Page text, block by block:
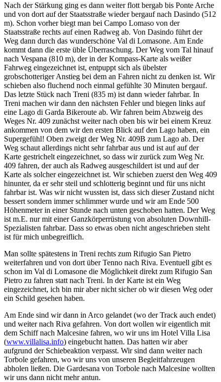
Nach der Stärkung ging es dann weiter flott bergab bis Ponte Arche
und von dort auf der Staatsstraße wieder bergauf nach Dasindo (512
m). Schon vorher biegt man bei Campo Lomaso von der
Staatsstraße rechts auf einen Radweg ab. Von Dasindo führt der
Weg dann durch das wunderschöne Val di Lomasone. Am Ende
kommt dann die erste üble Überraschung. Der Weg vom Tal hinauf
nach Vespana (810 m), der in der Kompass-Karte als weißer
Fahrweg eingezeichnet ist, entpuppt sich als übelster
grobschotteriger Anstieg bei dem an Fahren nicht zu denken ist. Wir
schieben also fluchend noch einmal gefühlte 30 Minuten bergauf.
Das letzte Stück nach Treni (835 m) ist dann wieder fahrbar. In
Treni machen wir dann den nächsten Fehler und biegen links auf
eine Lago di Garda Bikeroute ab. Wir fahren beim Abzweig des
Weges Nr. 409 zunächst weiter nach oben bis wir bei einem Kreuz
ankommen von dem wir den ersten Blick auf den Lago haben, ein
Supergefühl! Oben zweigt der Weg Nr. 409B zum Lago ab. Der
Weg schaut allerdings nicht sehr fahrbar aus und ist auf auf der
Karte gestrichelt eingezeichnet, so dass wir zurück zum Weg Nr.
409 fahren, der auch als Radweg ausgeschildert ist und auf der
Karte als solcher eingezeichnet ist. Wir schieben zuerst den Weg 409
hinunter, da er sehr steil und schlotterig beginnt und für uns nicht
fahrbar ist. Was wir nicht wussten ist, dass sich dieser Zustand nicht
bessert sondern immer schlimmer wurde und wir am Ende 500
Höhenmeter in einer Stunde nach unten geschoben hatten. Der Weg
ist m.E. nur mit einer Ganzkörperrüstung von absoluten Downhill-
Spezialisten fahrbar. Dass so etwas oben nicht angeschrieben steht
ist für mich unbegreiflich.
Man sollte spätestens in Treni rechts zum Rifugio San Pietro
weiterfahren und von dort über Tenno nach Riva. Eventuell gibt es
schon im Val di Lomasone die Möglichkeit direkt zum Rifugio San
Pietro zu fahren statt nach Treni. In der Karte ist ein Weg
eingezeichnet, ich bin mir aber nicht sicher ob wir diesen Weg oder
ein Schild gesehen haben.
Am Ende sind wir dann in Arco gelandet (wo der Track auch endet)
und weiter nach Riva gefahren. Von dort wollen wir eigentlich mit
dem Schiff nach Malcesine fahren, wo wir uns im Hotel Villa Lisa
(www.villalisa.info) eingebucht hatten. Das hatten wir aber
aufgrund der Schiebeaktion verpasst. Wir sind dann weiter nach
Torbole gefahren, wo wir uns von unseren Begleitfahrzeugen
abholen ließen. Die Gardesana von Torbole nach Malcesine wollten
wir uns dann nicht mehr antun.